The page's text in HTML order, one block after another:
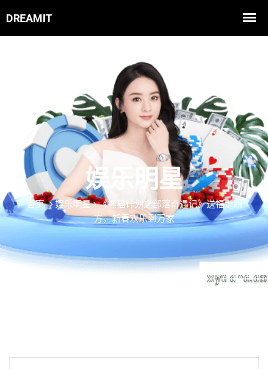
娱乐明星
首页 娱乐明星
《熊猫计划之部落奇遇记》送福走四
方，新春欢乐到万家